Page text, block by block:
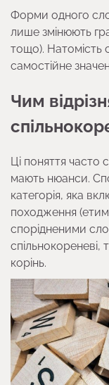
Форми одного
лише змінюють
тощо). Натомість
самостійне
Чим
Ці поняття часто
мають нюанси.
категорія, яка
походження
спорідненими
корінь.